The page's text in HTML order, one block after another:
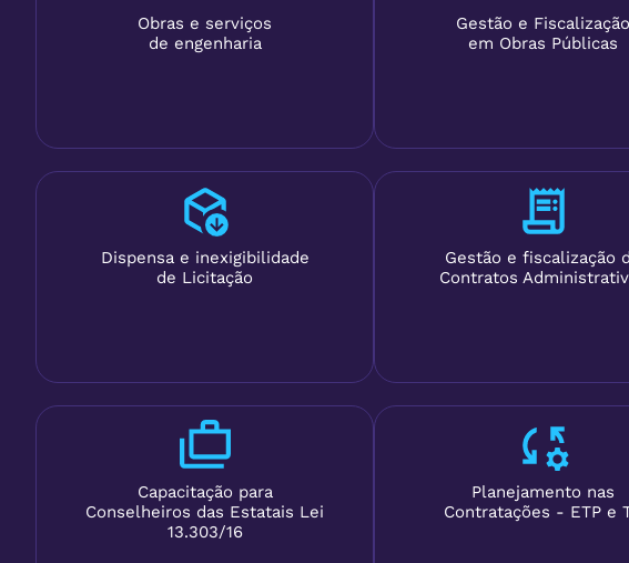
Obras e serviços
de engenharia
Gestão e Fiscalização
em Obras Públicas
Dispensa e inexigibilidade
de Licitação
Gestão e fiscalização
Contratos
Capacitação para
Conselheiros das Estatais Lei
13.303/16
Planejamento nas
Contratações - ETP e